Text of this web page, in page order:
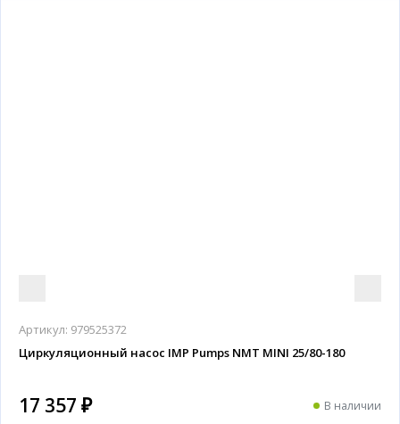
Артикул: 979525372
Циркуляционный насос IMP Pumps NMT MINI 25/80-180
17 357 ₽ В наличии